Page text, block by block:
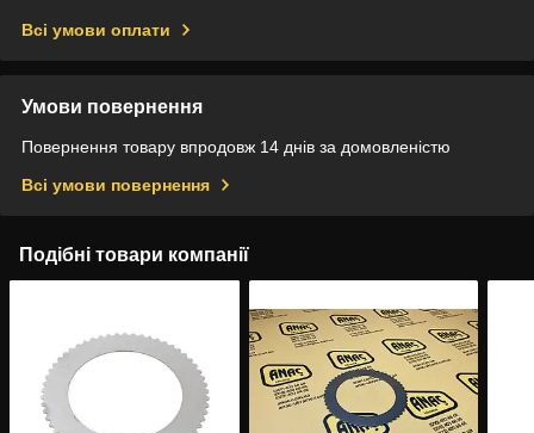
Всі умови оплати
Умови повернення
Повернення товару впродовж 14 днів за домовленістю
Всі умови повернення
Подібні товари компанії